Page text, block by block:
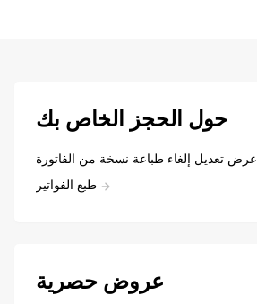
حول الحجز الخاص بك
عرض تعديل إلغاء طباعة نسخة من الفاتورة
طبع الفواتير
عروض حصرية